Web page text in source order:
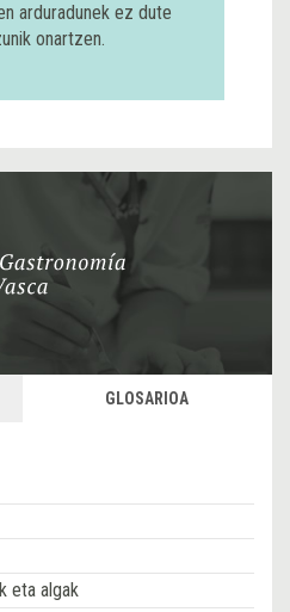
arduradunek ez dute
onartzen.
GLOSARIOA
eta algak